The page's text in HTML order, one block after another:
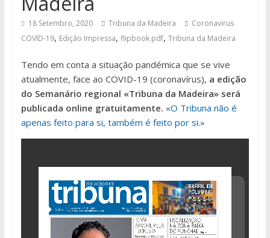
18 Setembro, 2020 Tribuna da Madeira
Coronavirus
COVID-19, Edição Impressa, flipbook pdf, Tribuna da Madeira
Tendo em conta a situação pandémica que se vive
atualmente, face ao COVID-19 (coronavírus), a edição
do Semanário regional «Tribuna da Madeira» será
publicada online gratuitamente. «O Tribuna não é
apenas feito para si, também é feito por si.»